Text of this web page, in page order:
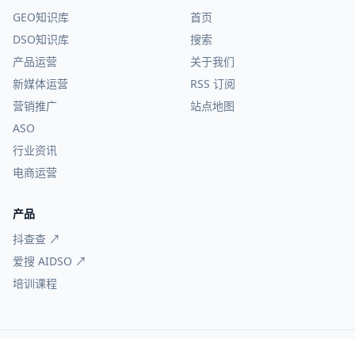
GEO知识库
DSO知识库
产品运营
新媒体运营
营销推广
ASO
行业资讯
电商运营
首页
搜索
关于我们
RSS 订阅
站点地图
产品
抖查查 ↗
爱搜 AIDSO ↗
培训课程